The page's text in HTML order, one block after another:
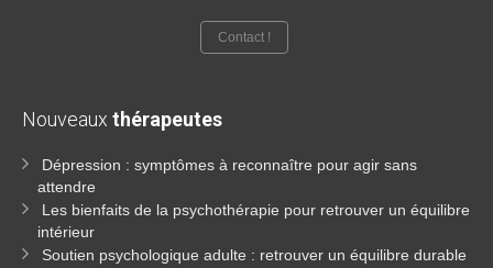
Contact !
Nouveaux thérapeutes
Dépression : symptômes à reconnaître pour agir sans
attendre
Les bienfaits de la psychothérapie pour retrouver un équilibre
intérieur
Soutien psychologique adulte : retrouver un équilibre durable